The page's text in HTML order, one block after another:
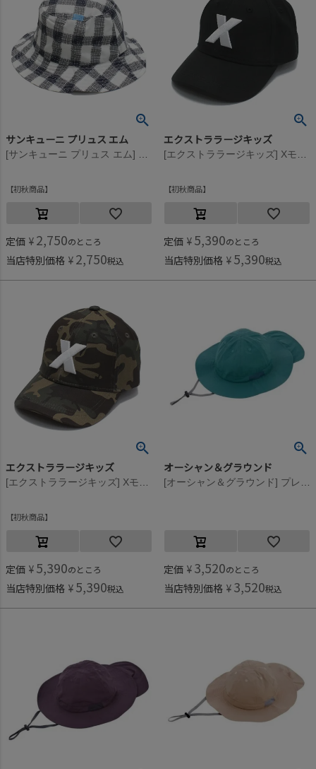
サンキューニ プリュス エム
初秋商品
定価 ¥ 2,750のところ
当店特別価格 ¥ 2,750税込
エクストララージキッズ
初秋商品
定価 ¥ 5,390のところ
当店特別価格 ¥ 5,390税込
エクストララージキッズ
初秋商品
定価 ¥ 5,390のところ
当店特別価格 ¥ 5,390税込
オーシャン＆グラウンド
定価 ¥ 3,520のところ
当店特別価格 ¥ 3,520税込